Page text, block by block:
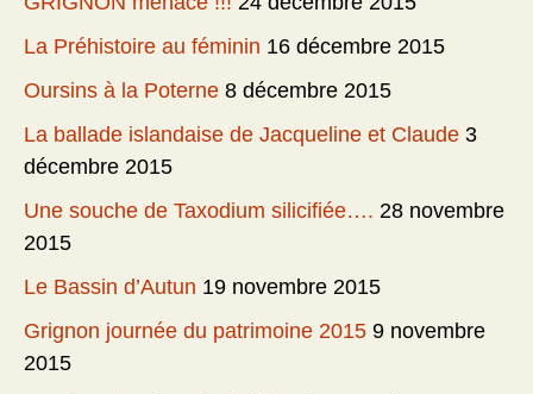
La Préhistoire au féminin 16 décembre 2015
Oursins à la Poterne 8 décembre 2015
La ballade islandaise de Jacqueline et Claude 3
décembre 2015
Une souche de Taxodium silicifiée…. 28 novembre
2015
Le Bassin d’Autun 19 novembre 2015
Grignon journée du patrimoine 2015 9 novembre
2015